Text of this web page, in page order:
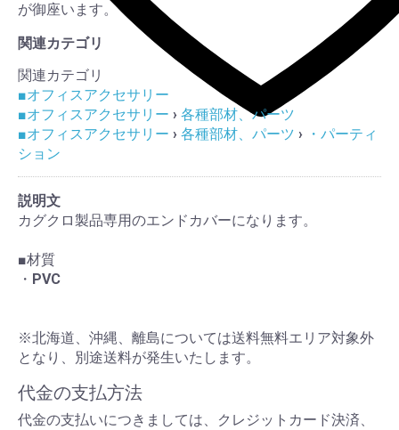
が御座います。
関連カテゴリ
関連カテゴリ
■オフィスアクセサリー
■オフィスアクセサリー › 各種部材、パーツ
■オフィスアクセサリー › 各種部材、パーツ › ・パーティ
ション
説明文
カグクロ製品専用のエンドカバーになります。
■材質
・PVC
※北海道、沖縄、離島については送料無料エリア対象外
となり、別途送料が発生いたします。
代金の支払方法
代金の支払いにつきましては、クレジットカード決済、